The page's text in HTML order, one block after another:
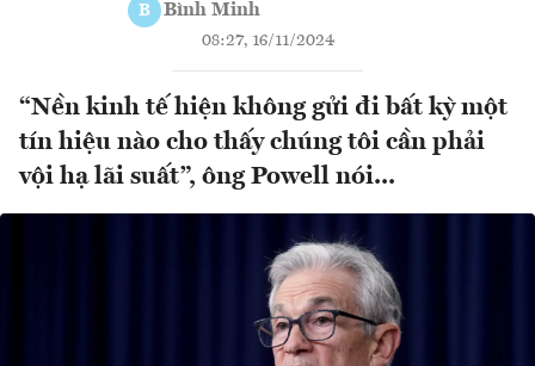
B Bình Minh
08:27, 16/11/2024
“Nền kinh tế hiện không gửi đi bất kỳ một
tín hiệu nào cho thấy chúng tôi cần phải
vội hạ lãi suất”, ông Powell nói...